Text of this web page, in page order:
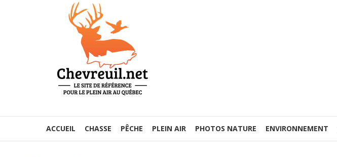
ACCUEIL CHASSE PÊCHE PLEIN AIR PHOTOS NATURE ENVIRONNEMENT